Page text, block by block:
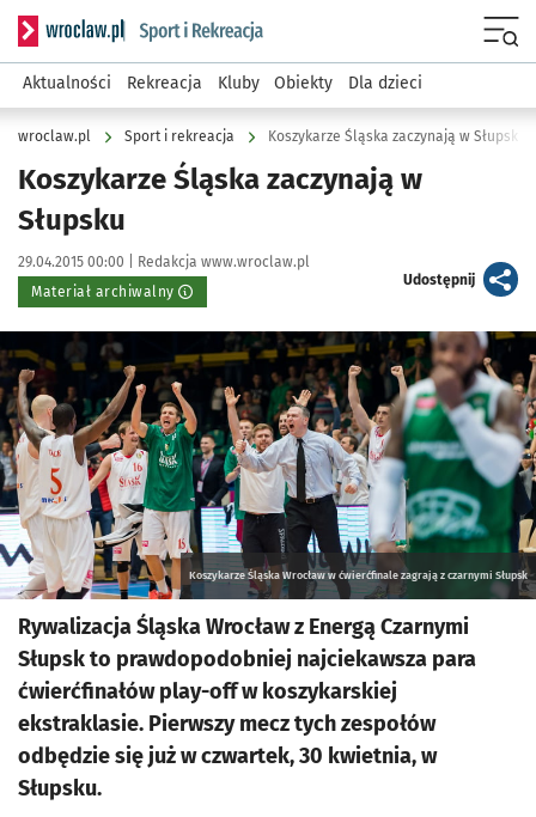
Serwis informacyjny wroclaw.pl podserwis: Sport i rekreacja
Aktualności Rekreacja Kluby Obiekty Dla dzieci
wroclaw.pl Sport i rekreacja Koszykarze Śląska zaczynają w Słupsku
Koszykarze Śląska zaczynają w
Słupsku
Data publikacji:
29.04.2015 00:00 | Autor:
Redakcja www.wroclaw.pl
Materiał archiwalny
Udostępnijartykuł
Kliknij, aby powiększyć
Koszykarze Śląska Wrocław w ćwierćfinale zagrają z czarnymi Słupsk
Rywalizacja Śląska Wrocław z Energą Czarnymi
Słupsk to prawdopodobniej najciekawsza para
ćwierćfinałów play-off w koszykarskiej
ekstraklasie. Pierwszy mecz tych zespołów
odbędzie się już w czwartek, 30 kwietnia, w
Słupsku.